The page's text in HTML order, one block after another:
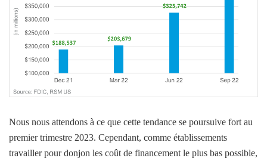
Nous nous attendons à ce que cette tendance se poursuive fort au
premier trimestre 2023. Cependant, comme établissements
travailler pourdonjon les coût de financement le plus bas possible,